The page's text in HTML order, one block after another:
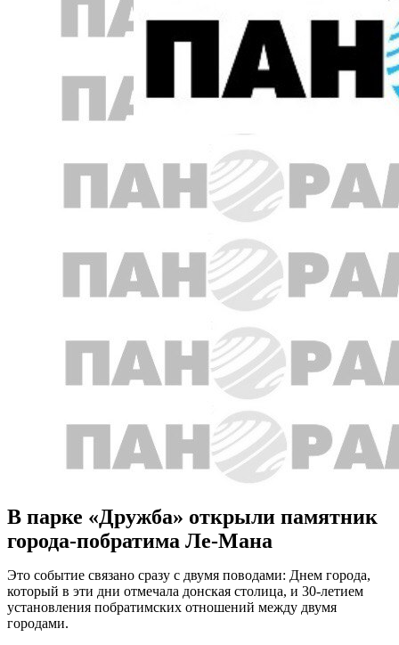
В парке «Дружба» открыли памятник
города-побратима Ле-Мана
Это событие связано сразу с двумя поводами: Днем города,
который в эти дни отмечала донская столица, и 30-летием
установления побратимских отношений между двумя
городами.